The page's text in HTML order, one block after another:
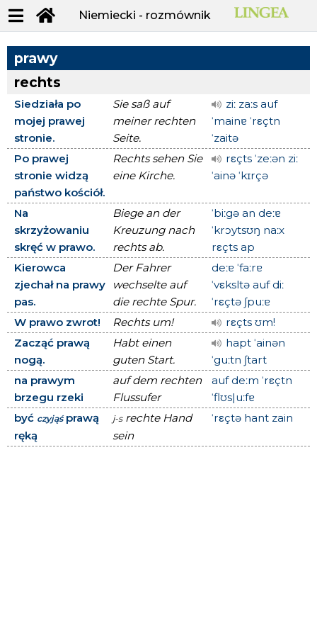
Niemiecki - rozmównik
prawy
rechts
Siedziała po
mojej prawej
stronie.
Sie saß auf
meiner rechten
Seite.
ziː zaːs auf
ˈmainɐ ˈrεçtn
ˈzaitə
Po prawej
stronie widzą
państwo kościół.
Rechts sehen Sie
eine Kirche.
rεçts ˈzeːən ziː
ˈainə ˈkɪrçə
Na
skrzyżowaniu
skręć w prawo.
Biege an der
Kreuzung nach
rechts ab.
ˈbiːgə an deːɐ
ˈkrɔytsʊŋ naːx
rεçts ap
Kierowca
zjechał na prawy
pas.
Der Fahrer
wechselte auf
die rechte Spur.
deːɐ ˈfaːrɐ
ˈvεksltə auf diː
ˈrεçtə ʃpuːɐ
W prawo zwrot!
Rechts um!
rεçts ʊm!
Zacząć prawą
nogą.
Habt einen
guten Start.
hapt ˈainən
ˈguːtn ʃtart
na prawym
brzegu rzeki
auf dem rechten
Flussufer
auf deːm ˈrεçtn
ˈflʊs|uːfɐ
być czyjąśprawą
ręką
j-srechte Hand
sein
ˈrεçtə hant zain